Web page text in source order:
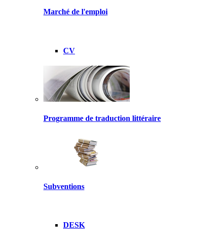
Marché de l'emploi
CV
Programme de traduction littéraire
Subventions
DESK